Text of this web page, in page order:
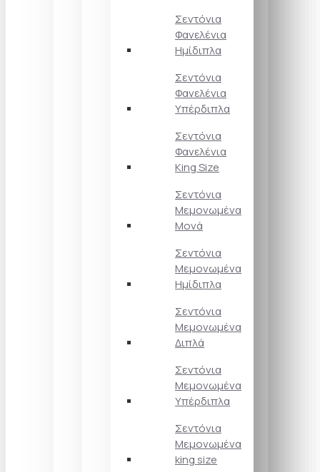
Σεντόνια
Φανελένια
Ημίδιπλα
Σεντόνια
Φανελένια
Υπέρδιπλα
Σεντόνια
Φανελένια
King Size
Σεντόνια
Μεμονωμένα
Μονά
Σεντόνια
Μεμονωμένα
Ημίδιπλα
Σεντόνια
Μεμονωμένα
Διπλά
Σεντόνια
Μεμονωμένα
Υπέρδιπλα
Σεντόνια
Μεμονωμένα
king size